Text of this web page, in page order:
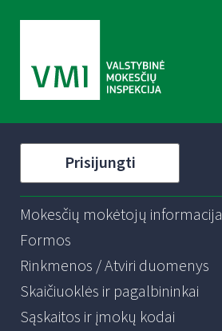
Prisijungti
Mokesčių mokėtojų informacija
Formos
Rinkmenos / Atviri duomenys
Skaičiuoklės ir pagalbininkai
Sąskaitos ir įmokų kodai